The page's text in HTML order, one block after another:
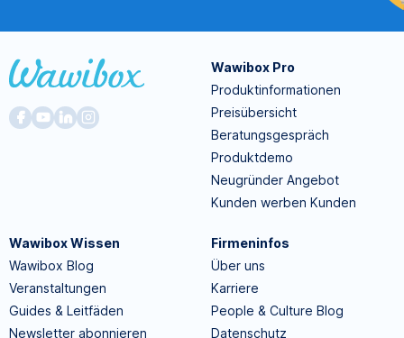
Wawibox Pro
Produktinformationen
Preisübersicht
Beratungsgespräch
Produktdemo
Neugründer Angebot
Kunden werben Kunden
Wawibox Wissen
Wawibox Blog
Veranstaltungen
Guides & Leitfäden
Newsletter abonnieren
Firmeninfos
Über uns
Karriere
People & Culture Blog
Datenschutz